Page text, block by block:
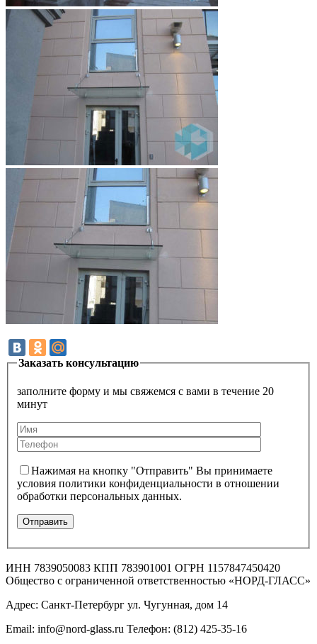
Заказать консультацию
заполните форму и мы свяжемся с вами в течение 20
минут
Нажимая на кнопку "Отправить" Вы принимаете
условия политики конфиденциальности в отношении
обработки персональных данных.
ИНН 7839050083 КПП 783901001 ОГРН 1157847450420
Общество с ограниченной ответственностью «НОРД-ГЛАСС»
Адрес: Санкт-Петербург ул. Чугунная, дом 14
Email: info@nord-glass.ru Телефон: (812) 425-35-16